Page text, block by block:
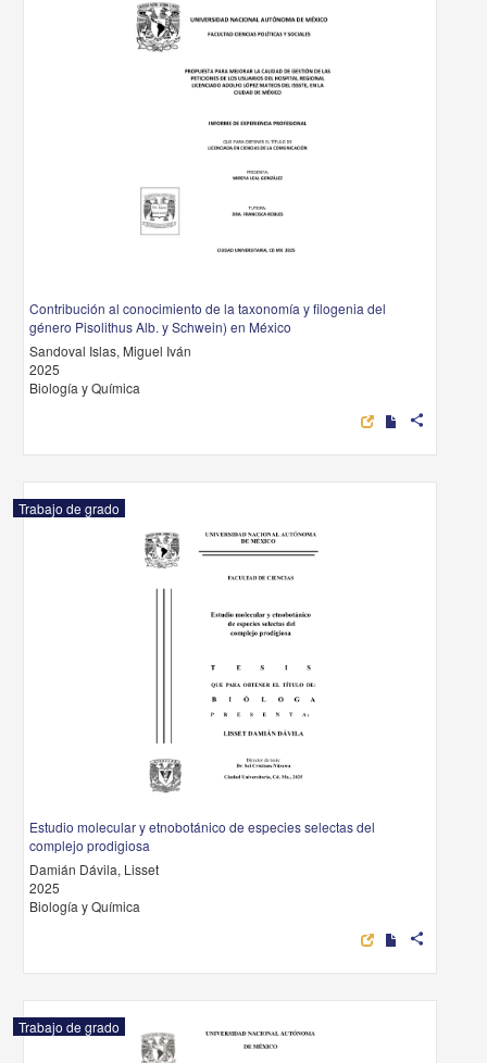
Contribución al conocimiento de la taxonomía y filogenia del
género Pisolithus Alb. y Schwein) en México
Sandoval Islas, Miguel Iván
2025
Biología y Química
share
Trabajo de grado
Estudio molecular y etnobotánico de especies selectas del
complejo prodigiosa
Damián Dávila, Lisset
2025
Biología y Química
share
Trabajo de grado